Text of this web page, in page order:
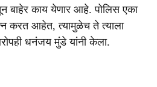
बाहेर काय येणार आहे. पोलिस एका
करत आहेत, त्यामुळेच ते त्याला
धनंजय मुंडे यांनी केला.